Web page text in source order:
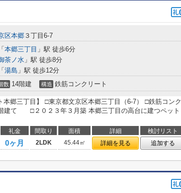
区本郷 ３丁目6-7
「 本郷三丁目 」駅 徒歩6分
茶ノ水 」駅 徒歩8分
「 湯島 」駅 徒歩12分
数 14階建 構造 鉄筋コンクリート
本郷三丁目】 □東京都文京区本郷三丁目（6-7） □鉄筋コンク
建て □２０２３年３月築 本郷三丁目の高台に建つペット
礼金 間取り 面積 詳細
検討リスト
0ヶ月 2LDK 45.44㎡ 詳細を見る 追加する